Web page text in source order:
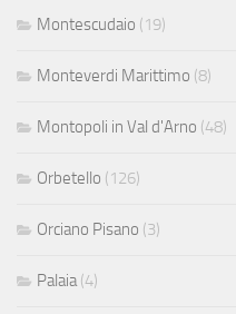
Montescudaio (19)
Monteverdi Marittimo (8)
Montopoli in Val d'Arno (48)
Orbetello (126)
Orciano Pisano (3)
Palaia (4)